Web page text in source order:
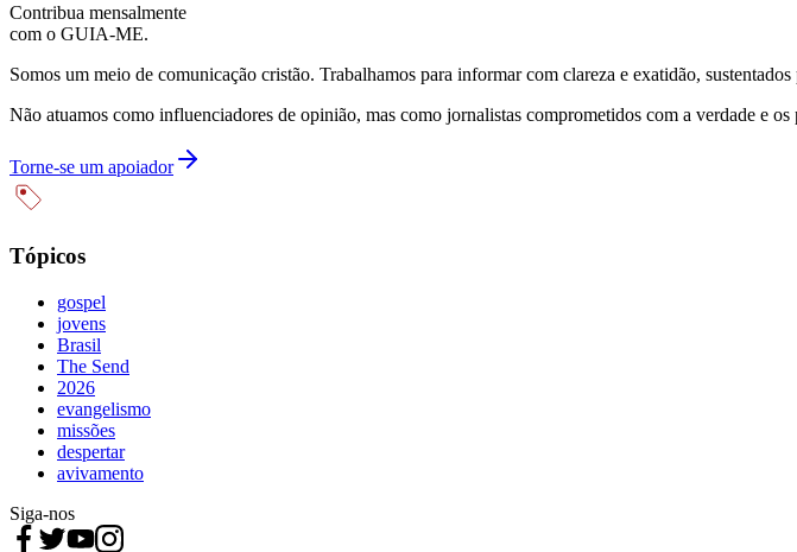
Contribua mensalmente
com o GUIA-ME.
Somos um meio de comunicação cristão. Trabalhamos para informar com clareza e exatidão,
Não atuamos como influenciadores de opinião, mas como jornalistas comprometidos com a verdade e
Torne-se um apoiador
Tópicos
gospel
jovens
Brasil
The Send
2026
evangelismo
missões
despertar
avivamento
Siga-nos